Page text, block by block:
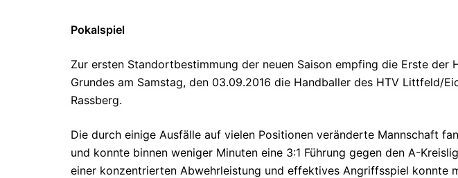
Pokalspiel
Zur ersten Standortbestimmung der neuen Saison empfing die Erste der
Grundes am Samstag, den 03.09.2016 die Handballer des HTV Littfeld/
Rassberg.
Die durch einige Ausfälle auf vielen Positionen veränderte Mannschaft
und konnte binnen weniger Minuten eine 3:1 Führung gegen den A-
einer konzentrierten Abwehrleistung und effektives Angriffsspiel konnte